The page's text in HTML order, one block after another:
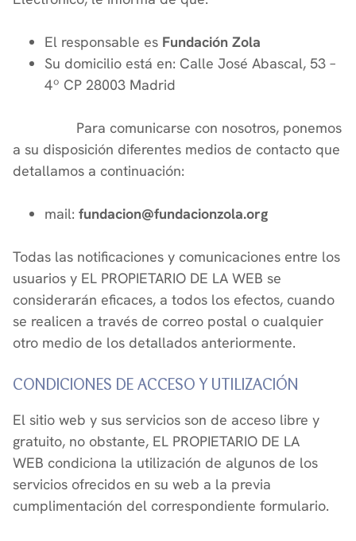
El responsable es Fundación Zola
Su domicilio está en: Calle José Abascal, 53 –
4º CP 28003 Madrid
Para comunicarse con nosotros, ponemos
a su disposición diferentes medios de contacto que
detallamos a continuación:
mail: fundacion@fundacionzola.org
Todas las notificaciones y comunicaciones entre los
usuarios y EL PROPIETARIO DE LA WEB se
considerarán eficaces, a todos los efectos, cuando
se realicen a través de correo postal o cualquier
otro medio de los detallados anteriormente.
CONDICIONES DE ACCESO Y UTILIZACIÓN
El sitio web y sus servicios son de acceso libre y
gratuito, no obstante, EL PROPIETARIO DE LA
WEB condiciona la utilización de algunos de los
servicios ofrecidos en su web a la previa
cumplimentación del correspondiente formulario.